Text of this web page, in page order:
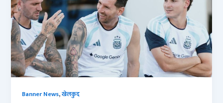
Banner News,खेलकुद